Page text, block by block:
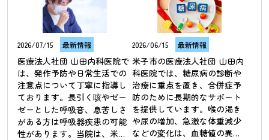
2026/07/15 最新情報
医療法人社団 山田内科医院で
は、発作予防や日常生活での
注意点について丁寧に指導し
ております。長引く咳やゼー
ゼーとした呼吸音、息苦しさ
がある方は呼吸器疾患の可能
性があります。当院は、米子
2026/06/15 最新情報
米子市の医療法人社団 山田内
科医院では、糖尿病の診断や
治療に重点を置き、合併症予
防のために長期的なサポート
を提供しています。喉の渇き
や尿の増加、急激な体重減少
などの変化は、血糖値の異常